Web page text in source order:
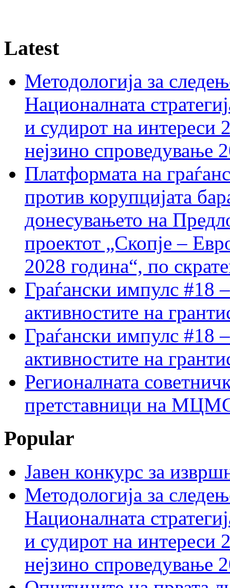
Latest
Методологија за
Националната
и судирот на интереси
нејзино спроведување
Платформата на
против корупцијата
донесувањето на
проектот „Скопје –
2028 година“, по
Граѓански импулс #18
активностите на
Граѓански импулс #18
активностите на
Регионалната
претставници на МЦМС
Popular
Јавен конкурс за
Методологија за
Националната
и судирот на интереси
нејзино спроведување